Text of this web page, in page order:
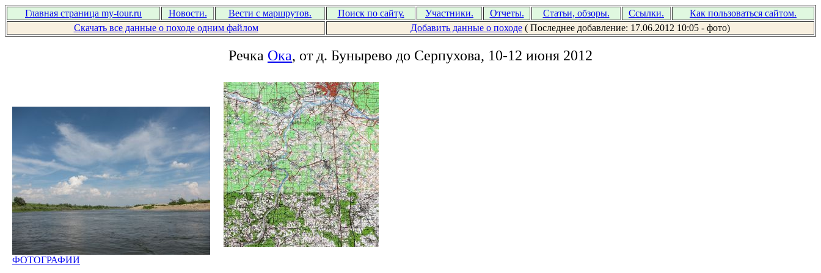
Главная страница my-tour.ru Новости. Вести с маршрутов. Поиск по сайту. Участники. Отчеты. Статьи, обзоры. Ссылки.
Как пользоваться сайтом.
Скачать все данные о походе одним файлом
Добавить данные о походе ( Последнее добавление: 17.06.2012 10:05 - фото)
Речка Ока, от д. Бунырево до Серпухова, 10-12 июня 2012
ФОТОГРАФИИ